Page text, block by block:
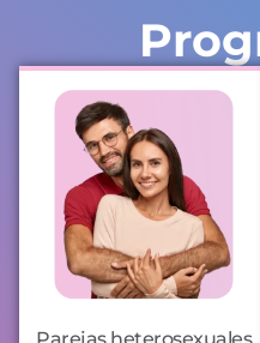
Parejas heterosexuales